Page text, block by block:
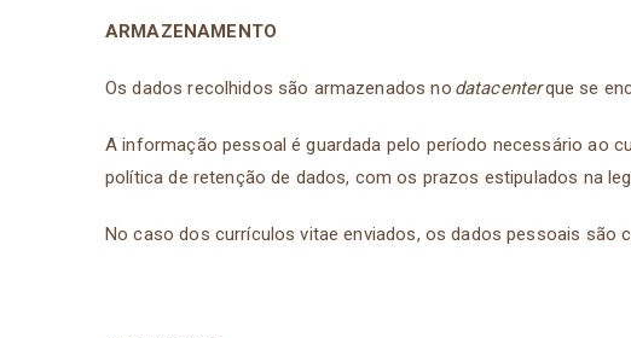
ARMAZENAMENTO
Os dados recolhidos são armazenados no datacenterque se
A informação pessoal é guardada pelo período necessário ao
política de retenção de dados, com os prazos estipulados na
No caso dos currículos vitae enviados, os dados pessoais são